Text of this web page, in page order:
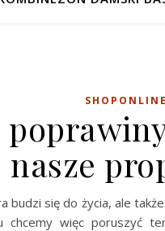
SHOPONLINE
nasze
budzi się do życia, ale
więc poruszyć